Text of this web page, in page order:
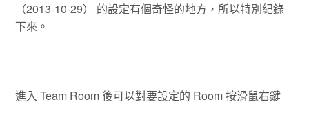
（2013-10-29） 的設定有個奇怪的地方，所以特別紀錄
下來。
進入 Team Room 後可以對要設定的 Room 按滑鼠右鍵